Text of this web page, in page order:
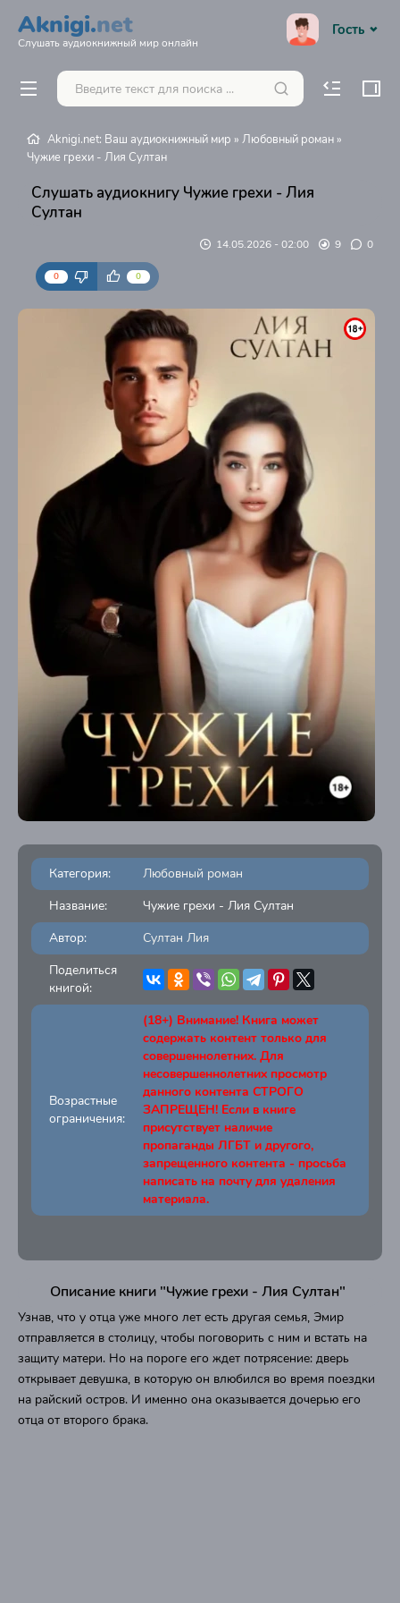
Aknigi.net
Слушать аудиокнижный мир онлайн
Гость
Aknigi.net: Ваш аудиокнижный мир » Любовный роман »
Чужие грехи - Лия Султан
Слушать аудиокнигу Чужие грехи - Лия
Султан
14.05.2026 - 02:00 9 0
0 0
Категория:
Любовный роман
Название:
Чужие грехи - Лия Султан
Автор:
Султан Лия
Поделиться
книгой:
Возрастные
ограничения:
(18+) Внимание! Книга может
содержать контент только для
совершеннолетних. Для
несовершеннолетних просмотр
данного контента СТРОГО
ЗАПРЕЩЕН! Если в книге
присутствует наличие
пропаганды ЛГБТ и другого,
запрещенного контента - просьба
написать на почту для удаления
материала.
Описание книги "Чужие грехи - Лия Султан"
Узнав, что у отца уже много лет есть другая семья, Эмир
отправляется в столицу, чтобы поговорить с ним и встать на
защиту матери. Но на пороге его ждет потрясение: дверь
открывает девушка, в которую он влюбился во время поездки
на райский остров. И именно она оказывается дочерью его
отца от второго брака.